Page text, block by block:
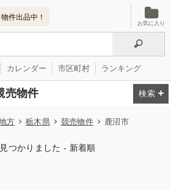
物件出品中！
お気に入り
カレンダー 市区町村 ランキング
売物件
方 栃木県 競売物件 鹿沼市
つかりました - 新着順